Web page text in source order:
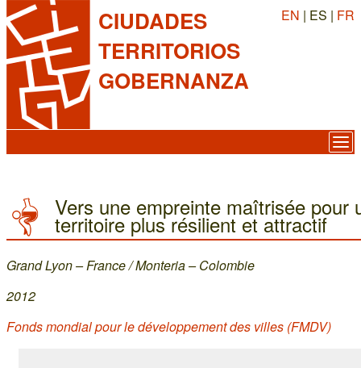
CIUDADES
TERRITORIOS
GOBERNANZA
EN | ES | FR
Vers une empreinte maîtrisée pour
territoire plus résilient et attractif
Grand Lyon – France / Monteria – Colombie
2012
Fonds mondial pour le développement des villes (FMDV)